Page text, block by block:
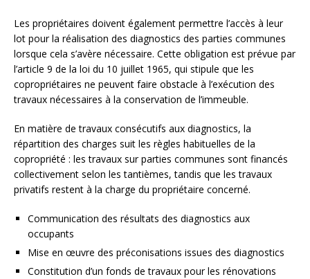
Les propriétaires doivent également permettre l’accès à leur
lot pour la réalisation des diagnostics des parties communes
lorsque cela s’avère nécessaire. Cette obligation est prévue par
l’article 9 de la loi du 10 juillet 1965, qui stipule que les
copropriétaires ne peuvent faire obstacle à l’exécution des
travaux nécessaires à la conservation de l’immeuble.
En matière de travaux consécutifs aux diagnostics, la
répartition des charges suit les règles habituelles de la
copropriété : les travaux sur parties communes sont financés
collectivement selon les tantièmes, tandis que les travaux
privatifs restent à la charge du propriétaire concerné.
Communication des résultats des diagnostics aux
occupants
Mise en œuvre des préconisations issues des diagnostics
Constitution d’un fonds de travaux pour les rénovations